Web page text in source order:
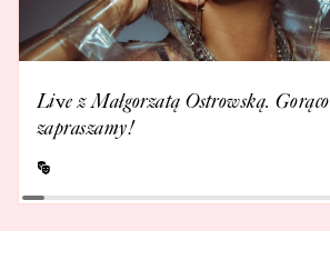
Live z Małgorzatą Ostrowską. Gorąco
zapraszamy!